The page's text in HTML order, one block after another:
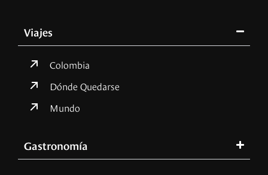
Viajes
Colombia
Dónde Quedarse
Mundo
Gastronomía